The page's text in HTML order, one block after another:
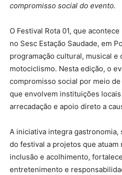
compromisso social do evento.
O Festival Rota 01, que
no Sesc Estação Saudade, em
programação cultural, musical e
motociclismo. Nesta edição, o
compromisso social por meio
que envolvem instituições
arrecadação e apoio direto a
A iniciativa integra
do festival a projetos que atuam
inclusão e acolhimento,
entretenimento e